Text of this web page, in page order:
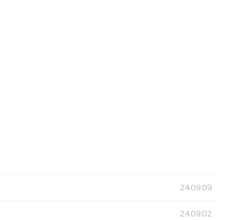
24.09.09
24.09.02